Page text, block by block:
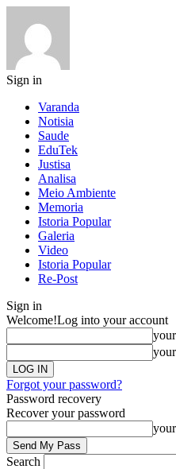
Sign in
Varanda
Notisia
Saude
EduTek
Justisa
Analisa
Meio Ambiente
Memoria
Istoria Popular
Galeria
Video
Istoria Popular
Re-Post
Sign in
Welcome!Log into your account
Forgot your password?
Password recovery
Recover your password
Search